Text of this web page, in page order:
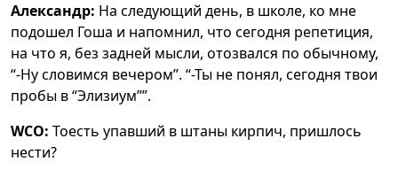
Александр: На следующий день, в школе, ко мне
подошел Гоша и напомнил, что сегодня репетиция,
на что я, без задней мысли, отозвался по обычному,
“-Ну словимся вечером”. “-Ты не понял, сегодня твои
пробы в “Элизиум””.
WCO: Тоесть упавший в штаны кирпич, пришлось
нести?